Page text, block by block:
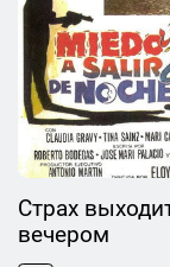
Страх
вечером